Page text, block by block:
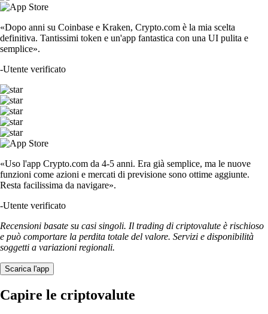
«Dopo anni su Coinbase e Kraken, Crypto.com è la mia scelta
definitiva. Tantissimi token e un'app fantastica con una UI pulita e
semplice».
-Utente verificato
«Uso l'app Crypto.com da 4-5 anni. Era già semplice, ma le nuove
funzioni come azioni e mercati di previsione sono ottime aggiunte.
Resta facilissima da navigare».
-Utente verificato
Recensioni basate su casi singoli. Il trading di criptovalute è rischioso
e può comportare la perdita totale del valore. Servizi e disponibilità
soggetti a variazioni regionali.
Scarica l'app
Capire le criptovalute